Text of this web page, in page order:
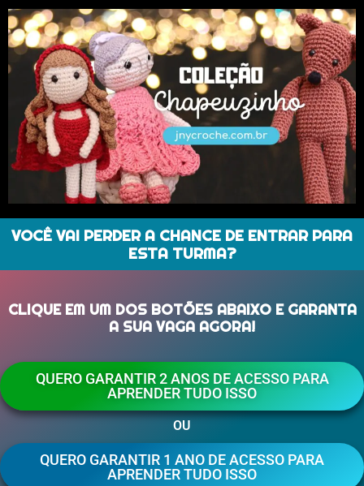
VOCÊ VAI PERDER A CHANCE DE ENTRAR PARA
ESTA TURMA?
CLIQUE EM UM DOS BOTÕES ABAIXO E GARANTA
A SUA VAGA AGORA!
QUERO GARANTIR 2 ANOS DE ACESSO PARA
APRENDER TUDO ISSO
OU
QUERO GARANTIR 1 ANO DE ACESSO PARA
APRENDER TUDO ISSO